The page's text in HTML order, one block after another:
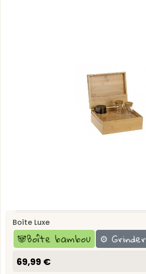
Boîte Luxe
🐼Boîte bambou ⚙️ Grinder
69,99 €